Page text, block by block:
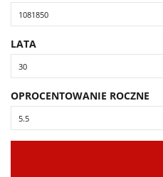
LATA
OPROCENTOWANIE ROCZNE